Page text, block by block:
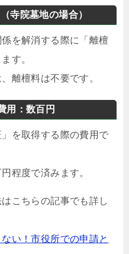
寺院墓地の場合）
を解消する際に「離檀
す。
、離檀料は不要です。
用：数百円
を取得する際の費用で
程度で済みます。
こちらの記事でも詳し
い！市役所での申請と